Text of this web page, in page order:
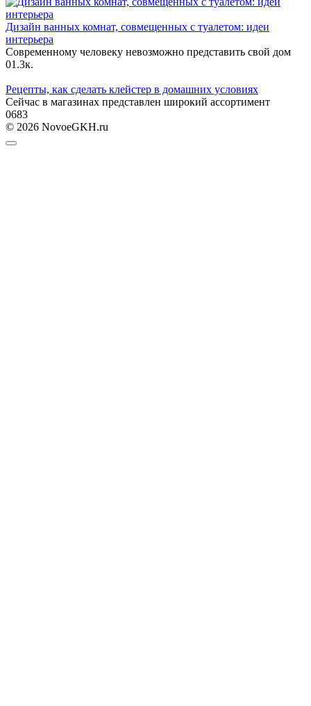
Дизайн ванных комнат, совмещенных с туалетом: идеи
интерьера
Современному человеку невозможно представить свой дом
01.3к.
Рецепты, как сделать клейстер в домашних условиях
Сейчас в магазинах представлен широкий ассортимент
0683
© 2026 NovoeGKH.ru